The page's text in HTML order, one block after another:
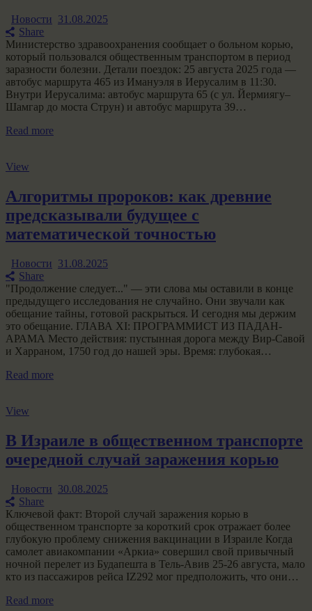
Новости 31.08.2025
Share
Министерство здравоохранения сообщает о больном корью,
который пользовался общественным транспортом в период
заразности болезни. Детали поездок: 25 августа 2025 года —
автобус маршрута 465 из Имануэля в Иерусалим в 11:30.
Внутри Иерусалима: автобус маршрута 65 (с ул. Йермиягу–
Шамгар до моста Струн) и автобус маршрута 39…
Read more
View
Алгоритмы пророков: как древние
предсказывали будущее с
математической точностью
Новости 31.08.2025
Share
"Продолжение следует..." — эти слова мы оставили в конце
предыдущего исследования не случайно. Они звучали как
обещание тайны, готовой раскрыться. И сегодня мы держим
это обещание. ГЛАВА XI: ПРОГРАММИСТ ИЗ ПАДАН-
АРАМА Место действия: пустынная дорога между Вир-Савой
и Харраном, 1750 год до нашей эры. Время: глубокая…
Read more
View
В Израиле в общественном транспорте
очередной случай заражения корью
Новости 30.08.2025
Share
Ключевой факт: Второй случай заражения корью в
общественном транспорте за короткий срок отражает более
глубокую проблему снижения вакцинации в Израиле Когда
самолет авиакомпании «Аркиа» совершил свой привычный
ночной перелет из Будапешта в Тель-Авив 25-26 августа, мало
кто из пассажиров рейса IZ292 мог предположить, что они…
Read more